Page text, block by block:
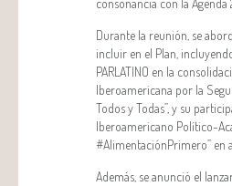
consonancia con la Agenda
Durante la reunión, se
incluir en el Plan,
PARLATINO en la
Iberoamericana por la
Todos y Todas”, y su
Iberoamericano Político-
#AlimentaciónPrimero” en
Además, se anunció el